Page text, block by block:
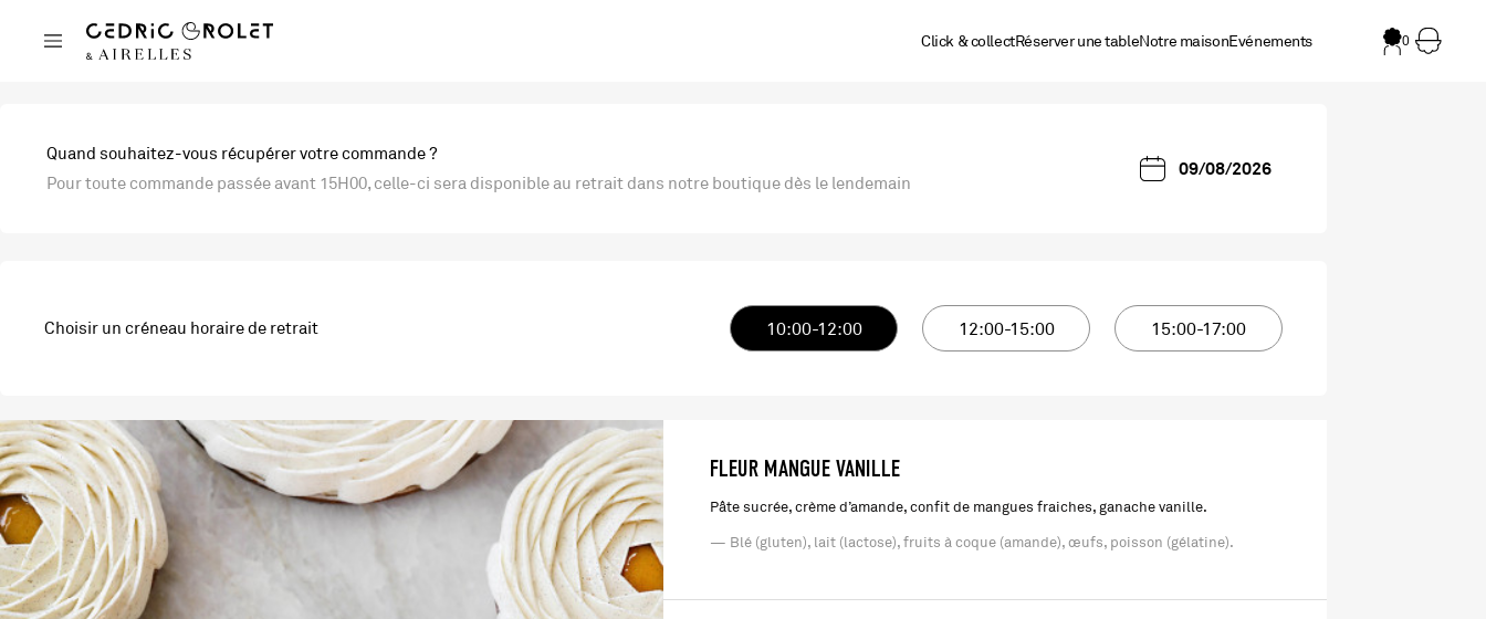
Click & collectRéserver une tableNotre maisonEvénements 0
Quand souhaitez-vous récupérer votre commande ?
Pour toute commande passée avant 15H00, celle-ci sera disponible au retrait dans notre boutique dès le lendemain
Choisir un créneau horaire de retrait 10:00-12:00 12:00-15:00 15:00-17:00
FLEUR MANGUE VANILLE
Pâte sucrée, crème d’amande, confit de mangues fraiches, ganache vanille.
— Blé (gluten), lait (lactose), fruits à coque (amande), œufs, poisson (gélatine).